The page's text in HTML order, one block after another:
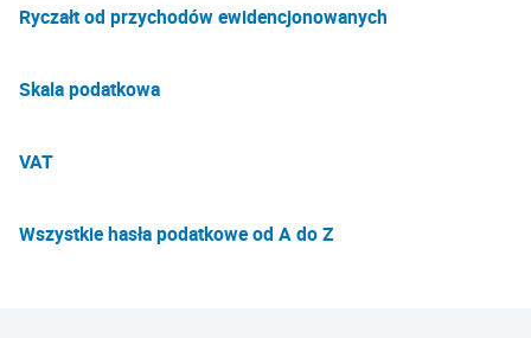
Ryczałt od przychodów ewidencjonowanych
Skala podatkowa
VAT
Wszystkie hasła podatkowe od A do Z